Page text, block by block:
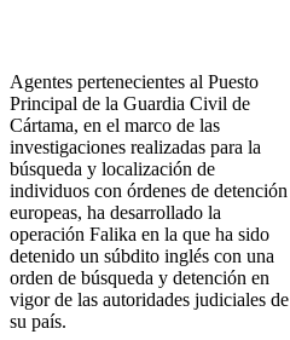
Agentes pertenecientes al Puesto
Principal de la Guardia Civil de
Cártama, en el marco de las
investigaciones realizadas para la
búsqueda y localización de
individuos con órdenes de detención
europeas, ha desarrollado la
operación Falika en la que ha sido
detenido un súbdito inglés con una
orden de búsqueda y detención en
vigor de las autoridades judiciales de
su país.